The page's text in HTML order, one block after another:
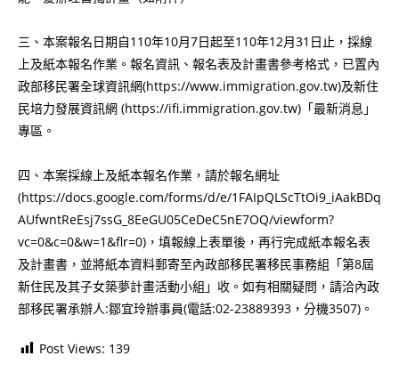
三、本案報名日期自110年10月7日起至110年12月31日止，採線
上及紙本報名作業。報名資訊、報名表及計畫書參考格式，已置內
政部移民署全球資訊網(https://www.immigration.gov.tw)及新住
民培力發展資訊網 (https://ifi.immigration.gov.tw)「最新消息」
專區。
四、本案採線上及紙本報名作業，請於報名網址
(https://docs.google.com/forms/d/e/1FAIpQLScTtOi9_iAakBDq
AUfwntReEsj7ssG_8EeGU05CeDeC5nE7OQ/viewform?
vc=0&c=0&w=1&flr=0)，填報線上表單後，再行完成紙本報名表
及計畫書，並將紙本資料郵寄至內政部移民署移民事務組「第8屆
新住民及其子女築夢計畫活動小組」收。如有相關疑問，請洽內政
部移民署承辦人:鄒宜玲辦事員(電話:02-23889393，分機3507)。
Post Views: 139